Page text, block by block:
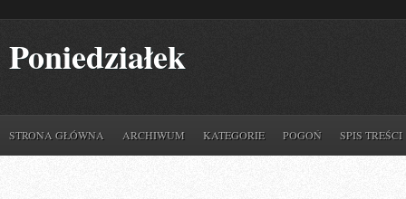
Poniedziałek
STRONA GŁÓWNA ARCHIWUM KATEGORIE POGOŃ SPIS TREŚCI